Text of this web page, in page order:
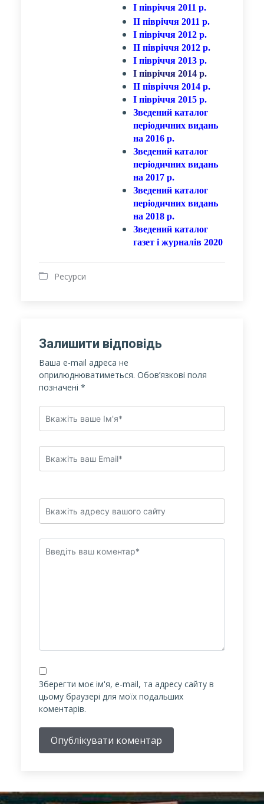
І півріччя 2011 р.
ІІ півріччя 2011 р.
І півріччя 2012 р.
ІІ півріччя 2012 р.
І півріччя 2013 р.
І півріччя 2014 р.
ІІ півріччя 2014 р.
І півріччя 2015 р.
Зведений каталог
періодичних видань
на 2016 р.
Зведений каталог
періодичних видань
на 2017 р.
Зведений каталог
періодичних видань
на 2018 р.
Зведений каталог
газет і журналів 2020
Ресурси
Залишити відповідь
Ваша e-mail адреса не
оприлюднюватиметься. Обов’язкові поля
позначені *
Зберегти моє ім'я, e-mail, та адресу сайту в
цьому браузері для моїх подальших
коментарів.
Опублікувати коментар